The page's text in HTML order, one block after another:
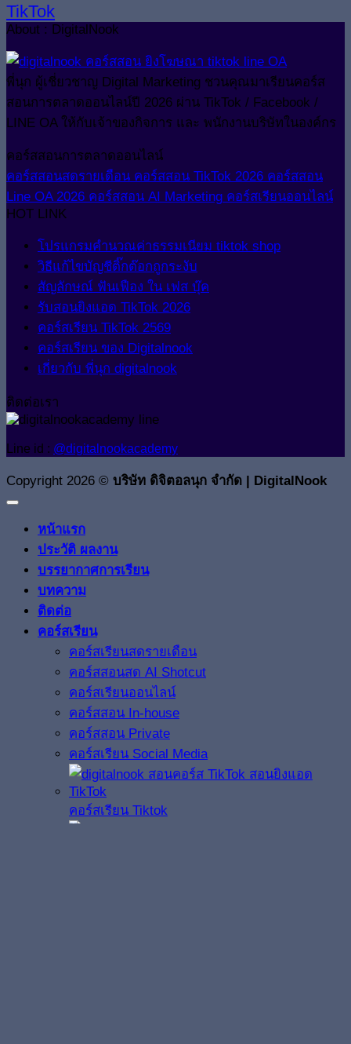
TikTok
About : DigitalNook
พี่นุก ผู้เชี่ยวชาญ Digital Marketing ชวนคุณมาเรียนคอร์ส
สอนการตลาดออนไลน์ปี 2026 ผ่าน TikTok / Facebook /
LINE OA ให้กับเจ้าของกิจการ และ พนักงานบริษัทในองค์กร
คอร์สสอนการตลาดออนไลน์
คอร์สสอนสดรายเดือน คอร์สสอน TikTok 2026 คอร์สสอน
Line OA 2026 คอร์สสอน AI Marketing คอร์สเรียนออนไลน์
HOT LINK
โปรแกรมคำนวณค่าธรรมเนียม tiktok shop
วิธีแก้ไขบัญชีติ๊กต๊อกถูกระงับ
สัญลักษณ์ ฟันเฟือง ใน เฟส บุ๊ค
รับสอนยิงแอด TikTok 2026
คอร์สเรียน TikTok 2569
คอร์สเรียน ของ Digitalnook
เกี่ยวกับ พี่นุก digitalnook
ติดต่อเรา
Line id : @digitalnookacademy
Copyright 2026 © บริษัท ดิจิตอลนุก จำกัด | DigitalNook
หน้าแรก
ประวัติ ผลงาน
บรรยากาศการเรียน
บทความ
ติดต่อ
คอร์สเรียน
คอร์สเรียนสดรายเดือน
คอร์สสอนสด AI Shotcut
คอร์สเรียนออนไลน์
คอร์สสอน In-house
คอร์สสอน Private
คอร์สเรียน Social Media
คอร์สเรียน Tiktok